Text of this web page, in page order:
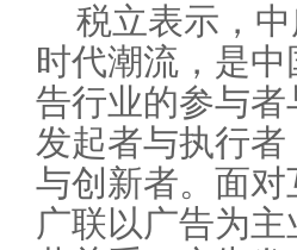
税立表示，
时代潮流，是
告行业的参与
发起者与执行
与创新者。面
广联以广告为